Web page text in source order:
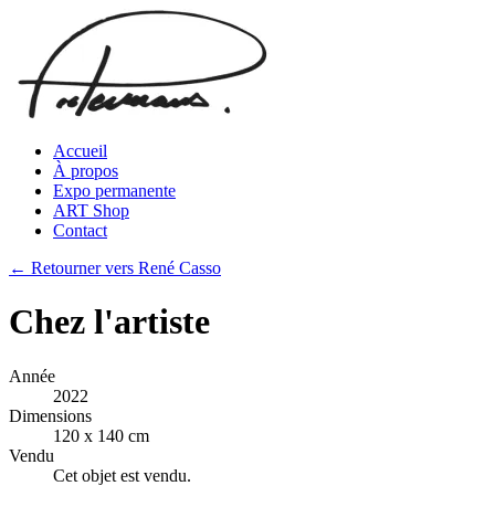
Accueil
À propos
Expo permanente
ART Shop
Contact
← Retourner vers René Casso
Chez l'artiste
Année
2022
Dimensions
120 x 140 cm
Vendu
Cet objet est vendu.